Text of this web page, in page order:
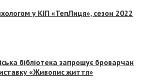
у КІП «ТепЛиця», сезон 2022
бібліотека запрошує броварчан
«Живопис життя»